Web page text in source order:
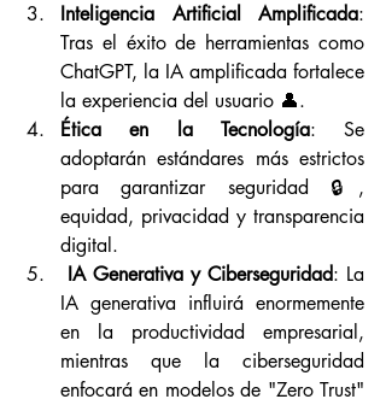
Inteligencia Artificial Amplificada:
Tras el éxito de herramientas como
ChatGPT, la IA amplificada fortalece
la experiencia del usuario 👤.
Ética en la Tecnología: Se
adoptarán estándares más estrictos
para garantizar seguridad 🔒,
equidad, privacidad y transparencia
digital.
IA Generativa y Ciberseguridad: La
IA generativa influirá enormemente
en la productividad empresarial,
mientras que la ciberseguridad
enfocará en modelos de "Zero Trust"